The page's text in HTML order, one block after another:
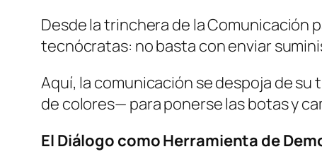
Desde la trinchera de la Comunicación
tecnócratas: no basta con enviar
Aquí, la comunicación se despoja de
de colores— para ponerse las botas y
El Diálogo como Herramienta de